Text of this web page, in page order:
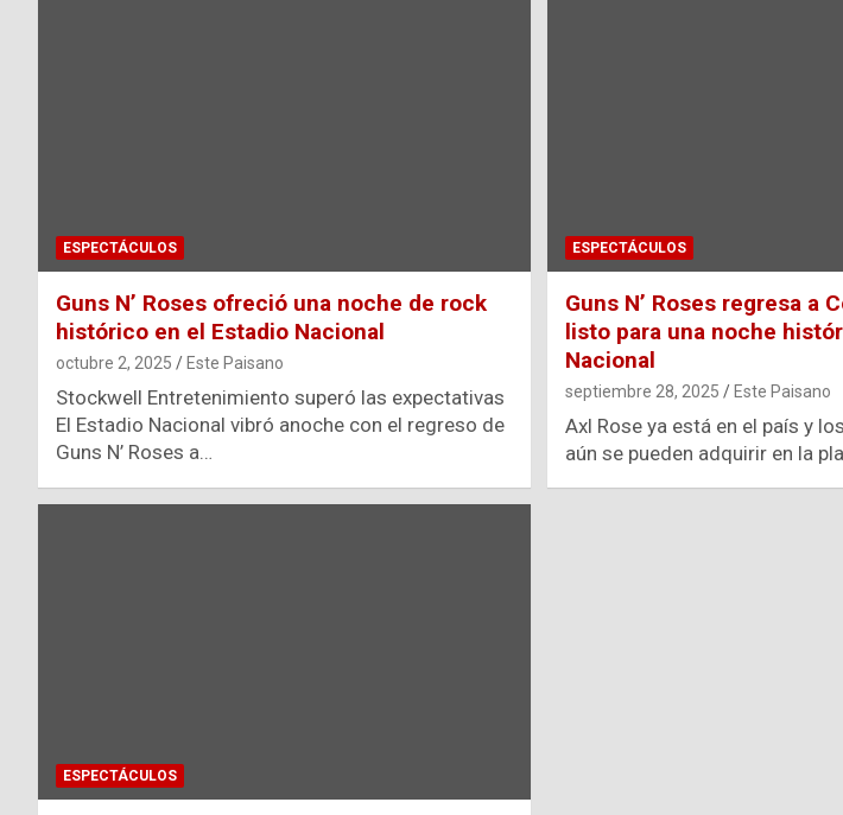
ESPECTÁCULOS
Guns N’ Roses ofreció una noche de rock
histórico en el Estadio Nacional
octubre 2, 2025 Este Paisano
Stockwell Entretenimiento superó las expectativas
El Estadio Nacional vibró anoche con el regreso de
Guns N’ Roses a…
ESPECTÁCULOS
Guns N’ Roses regresa a
listo para una noche
Nacional
septiembre 28, 2025 Este Paisano
Axl Rose ya está en el país y
aún se pueden adquirir en la
ESPECTÁCULOS